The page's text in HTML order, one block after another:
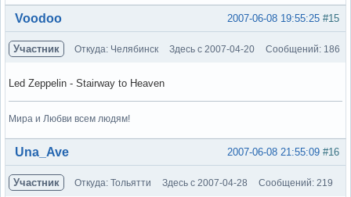
Вне форума #15
2007-06-08 19:55:25
Voodoo
Участник Откуда: Челябинск Здесь с 2007-04-20 Сообщений: 186
Led Zeppelin - Stairway to Heaven
Мира и Любви всем людям!
Вне форума #16
2007-06-08 21:55:09
Una_Ave
Участник Откуда: Тольятти Здесь с 2007-04-28 Сообщений: 219